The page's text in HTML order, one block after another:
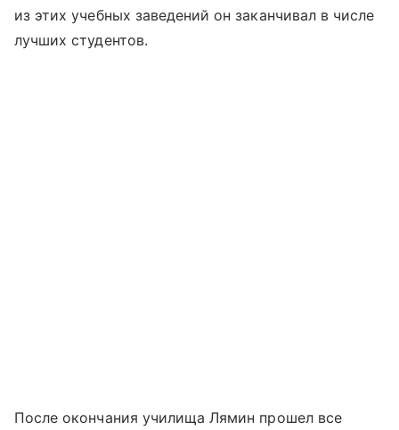
из этих учебных заведений он заканчивал в числе
лучших студентов.
После окончания училища Лямин прошел все